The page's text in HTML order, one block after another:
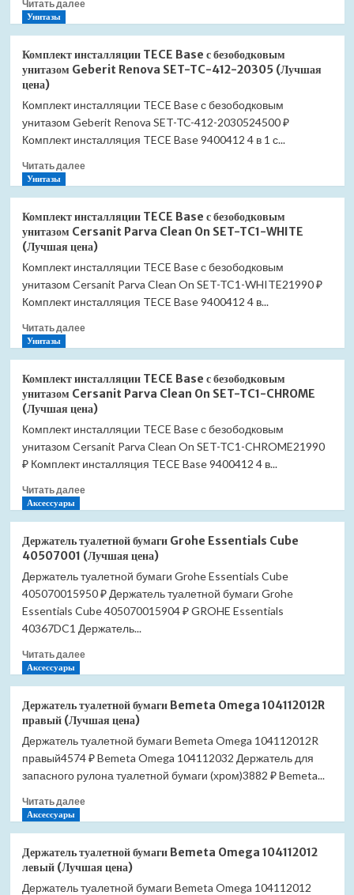
01
(Лучшая
Читать далее
поддон
RGW
W
90*160
14152916-
белый
цена)
Унитазы
Комплект инсталляции TECE Base с безободковым
унитазом Geberit Renova SET-TC-412-20305 (Лучшая
цена)
Комплект инсталляции TECE Base с безободковым
унитазом Geberit Renova SET-TC-412-2030524500 ₽
Комплект инсталляция TECE Base 9400412 4 в 1 с...
Читать далееПрочитать
инсталляции
TECE
Base
с
безободковым
унитазом
Renova
TC-
20305
(Лучшая
Унитазы
Комплект инсталляции TECE Base с безободковым
унитазом Cersanit Parva Clean On SET-TC1-WHITE
(Лучшая цена)
Комплект инсталляции TECE Base с безободковым
унитазом Cersanit Parva Clean On SET-TC1-WHITE21990 ₽
Комплект инсталляция TECE Base 9400412 4 в...
Читать далееПрочитать
инсталляции
TECE
Base
с
безободковым
унитазом
Parva
On
TC1-
WHITE
(Лучшая
цена)
Унитазы
Комплект инсталляции TECE Base с безободковым
унитазом Cersanit Parva Clean On SET-TC1-CHROME
(Лучшая цена)
Комплект инсталляции TECE Base с безободковым
унитазом Cersanit Parva Clean On SET-TC1-CHROME21990
₽ Комплект инсталляция TECE Base 9400412 4 в...
Читать далееПрочитать
инсталляции
TECE
Base
с
безободковым
унитазом
Cersanit
Parva
TC1-
CHROME
(Лучшая
цена)
Аксессуары
Держатель туалетной бумаги Grohe Essentials Cube
40507001 (Лучшая цена)
Держатель туалетной бумаги Grohe Essentials Cube
405070015950 ₽ Держатель туалетной бумаги Grohe
Essentials Cube 405070015904 ₽ GROHE Essentials
40367DC1 Держатель...
Читать далееПрочитать
туалетной
бумаги
Grohe
Essentials
Cube
(Лучшая
Аксессуары
Держатель туалетной бумаги Bemeta Omega 104112012R
правый (Лучшая цена)
Держатель туалетной бумаги Bemeta Omega 104112012R
правый4574 ₽ Bemeta Omega 104112032 Держатель для
запасного рулона туалетной бумаги (хром)3882 ₽ Bemeta...
Читать далееПрочитать
туалетной
бумаги
Bemeta
Аксессуары
Держатель туалетной бумаги Bemeta Omega 104112012
левый (Лучшая цена)
Держатель туалетной бумаги Bemeta Omega 104112012